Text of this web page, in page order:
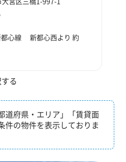
都心線 新都心西より 約
る
道府県・エリア」「賃貸面
件の物件を表示しておりま